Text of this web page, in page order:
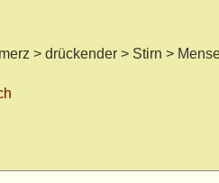
> drückender > Stirn >